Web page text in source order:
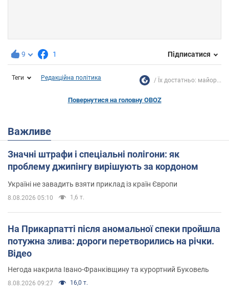
9 1 Підписатися
Теги Редакційна політика Їх достатньо: майор...
Повернутися на головну OBOZ
Важливе
Значні штрафи і спеціальні полігони: як
проблему джипінгу вирішують за кордоном
Україні не завадить взяти приклад із країн Європи
8.08.2026 05:10 1,6 т.
На Прикарпатті після аномальної спеки пройшла
потужна злива: дороги перетворились на річки.
Відео
Негода накрила Івано-Франківщину та курортний Буковель
8.08.2026 09:27 16,0 т.